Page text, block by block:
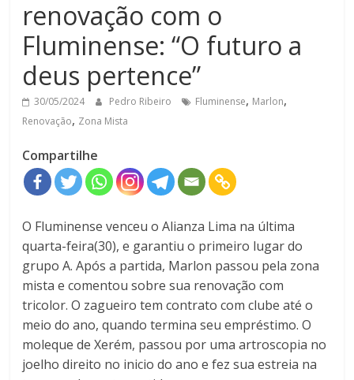
renovação com o
Fluminense: “O futuro a
deus pertence”
30/05/2024 Pedro Ribeiro Fluminense, Marlon,
Renovação, Zona Mista
Compartilhe
O Fluminense venceu o Alianza Lima na última
quarta-feira(30), e garantiu o primeiro lugar do
grupo A. Após a partida, Marlon passou pela zona
mista e comentou sobre sua renovação com
tricolor. O zagueiro tem contrato com clube até o
meio do ano, quando termina seu empréstimo. O
moleque de Xerém, passou por uma artroscopia no
joelho direito no inicio do ano e fez sua estreia na